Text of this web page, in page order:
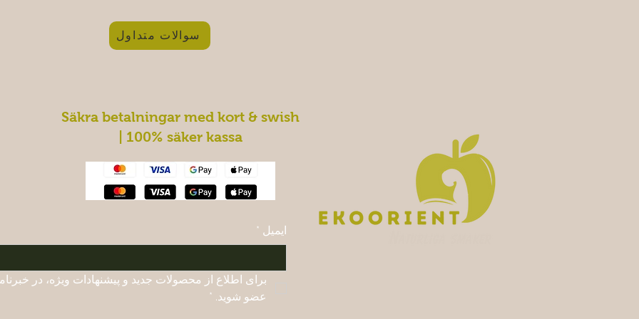
سوالات متداول
Säkra betalningar med kort & swish
| 100% säker kassa
ایمیل *
عضو شوید. *